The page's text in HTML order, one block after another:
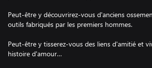
Peut-être y découvrirez-vous d'anciens
outils fabriqués par les premiers hommes.
Peut-être y tisserez-vous des liens d'amitié et
histoire d'amour…